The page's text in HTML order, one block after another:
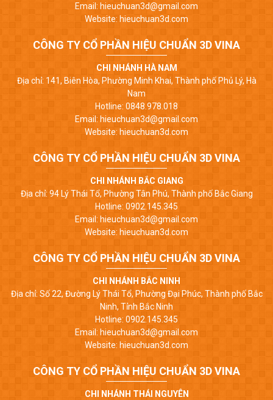
Email: hieuchuan3d@gmail.com
Website: hieuchuan3d.com
CÔNG TY CỔ PHẦN HIỆU CHUẨN 3D VINA
CHI NHÁNH HÀ NAM
Địa chỉ: 141, Biên Hòa, Phường Minh Khai, Thành phố Phủ Lý, Hà
Nam
Hotline: 0848.978.018
Email: hieuchuan3d@gmail.com
Website: hieuchuan3d.com
CÔNG TY CỔ PHẦN HIỆU CHUẨN 3D VINA
CHI NHÁNH BẮC GIANG
Địa chỉ: 94 Lý Thái Tổ, Phường Tân Phú, Thành phố Bắc Giang
Hotline: 0902.145.345
Email: hieuchuan3d@gmail.com
Website: hieuchuan3d.com
CÔNG TY CỔ PHẦN HIỆU CHUẨN 3D VINA
CHI NHÁNH BẮC NINH
Địa chỉ: Số 22, Đường Lý Thái Tổ, Phường Đại Phúc, Thành phố Bắc
Ninh, Tỉnh Bắc Ninh
Hotline: 0902.145.345
Email: hieuchuan3d@gmail.com
Website: hieuchuan3d.com
CÔNG TY CỔ PHẦN HIỆU CHUẨN 3D VINA
CHI NHÁNH THÁI NGUYÊN